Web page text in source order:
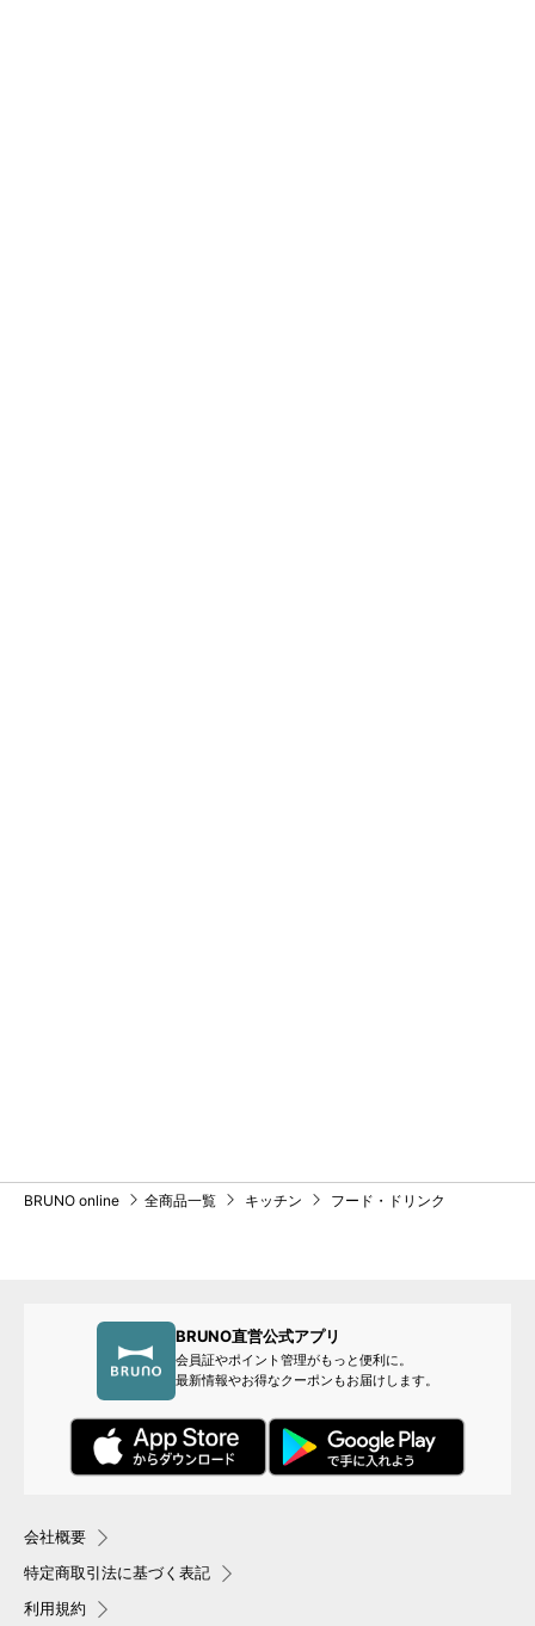
BRUNO online 全商品一覧 キッチン フード・ドリンク
BRUNO直営公式アプリ
会員証やポイント管理がもっと便利に。
最新情報やお得なクーポンもお届けします。
会社概要
特定商取引法に基づく表記
利用規約